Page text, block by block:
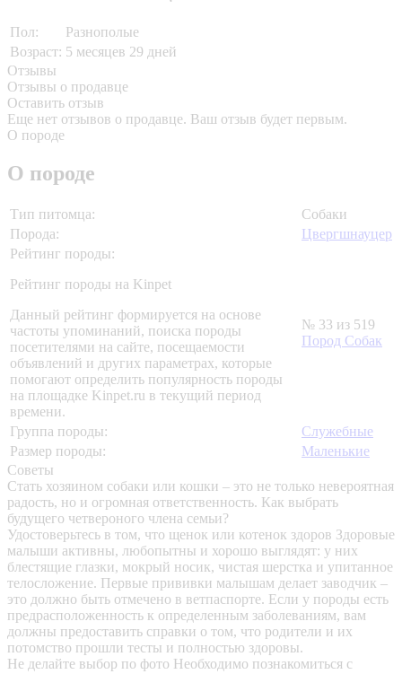
Пол:
Разнополые
Возраст: 5 месяцев 29 дней
Отзывы
Отзывы о продавце
Оставить отзыв
Еще нет отзывов о продавце. Ваш отзыв будет первым.
О породе
О породе
Тип питомца:
Собаки
Порода:
Цвергшнауцер
Рейтинг породы:
Рейтинг породы на Kinpet
Данный рейтинг формируется на основе
частоты упоминаний, поиска породы
посетителями на сайте, посещаемости
объявлений и других параметрах, которые
помогают определить популярность породы
на площадке Kinpet.ru в текущий период
времени.
№ 33 из 519
Пород Собак
Группа породы:
Служебные
Размер породы:
Маленькие
Советы
Стать хозяином собаки или кошки – это не только невероятная
радость, но и огромная ответственность. Как выбрать
будущего четвероного члена семьи?
Удостоверьтесь в том, что щенок или котенок здоров Здоровые
малыши активны, любопытны и хорошо выглядят: у них
блестящие глазки, мокрый носик, чистая шерстка и упитанное
телосложение. Первые прививки малышам делает заводчик –
это должно быть отмечено в ветпаспорте. Если у породы есть
предрасположенность к определенным заболеваниям, вам
должны предоставить справки о том, что родители и их
потомство прошли тесты и полностью здоровы.
Не делайте выбор по фото Необходимо познакомиться с